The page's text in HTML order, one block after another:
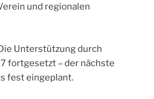
und regionalen
Unterstützung durch
fortgesetzt – der nächste
fest eingeplant.